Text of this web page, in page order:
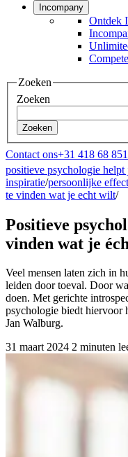
Incompany
Ontdek
Zoeken
Zoeken
Zoeken
Contact ons+31 418 68
positieve psychologie
inspiratie/persoonlijke
te vinden wat je echt wilt/
Positieve
vinden wat je
Veel mensen laten zich in
leiden door toeval. Door
doen. Met gerichte
psychologie biedt hiervoor
Jan Walburg.
31 maart 2024 2 minuten